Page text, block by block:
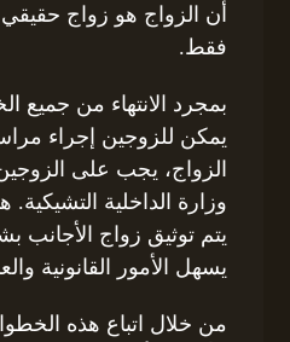
أن الزواج هو زواج
فقط.
بمجرد الانتهاء من جميع
يمكن للزوجين إجراء
الزواج، يجب على
وزارة الداخلية
يتم توثيق زواج
يسهل الأمور القانونية
من خلال اتباع هذه